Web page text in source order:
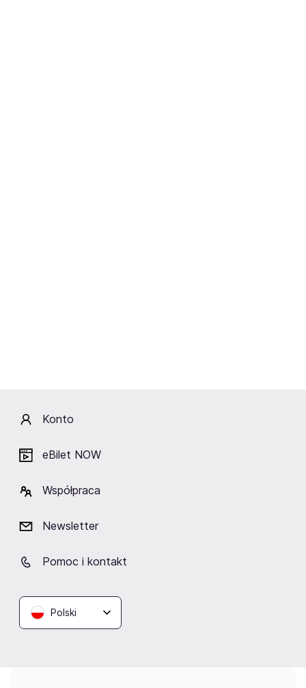
Konto
eBilet NOW
Współpraca
Newsletter
Pomoc i kontakt
Polski
Zdjęcie dzięki uprzejmości Universal Music Polska
Kategorie:
piosenkarki pop
Wydarzenia